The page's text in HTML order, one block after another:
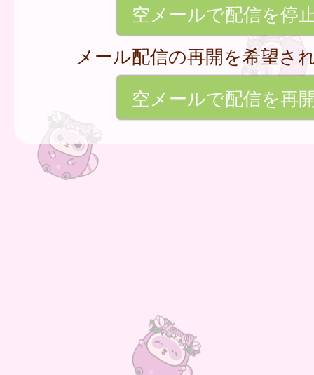
空メールで配信を停
メール配信の再開を希望さ
空メールで配信を再